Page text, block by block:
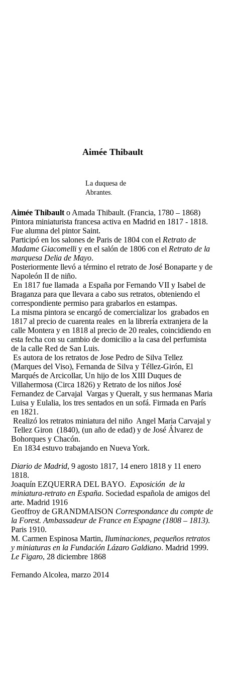
Aimée Thibault
La duquesa de
Abrantes.
Aimée Thibault o Amada Thibault. (Francia, 1780 – 1868)
Pintora miniaturista francesa activa en Madrid en 1817 - 1818.
Fue alumna del pintor Saint.
Participó en los salones de Paris de 1804 con el Retrato de
Madame Giacomelliy en el salón de 1806 con el Retrato de la
marquesa Delia de Mayo.
Posteriormente llevó a término el retrato de José Bonaparte y de
Napoleón II de niño.
En 1817 fue llamada a España por Fernando VII y Isabel de
Braganza para que llevara a cabo sus retratos, obteniendo el
correspondiente permiso para grabarlos en estampas.
La misma pintora se encargó de comercializar los grabados en
1817 al precio de cuarenta reales en la librería extranjera de la
calle Montera y en 1818 al precio de 20 reales, coincidiendo en
esta fecha con su cambio de domicilio a la casa del perfumista
de la calle Red de San Luis.
Es autora de los retratos de Jose Pedro de Silva Tellez
(Marques del Viso), Fernanda de Silva y Téllez-Girón, El
Marqués de Arcicollar, Un hijo de los XIII Duques de
Villahermosa (Circa 1826) y Retrato de los niños José
Fernandez de Carvajal Vargas y Queralt, y sus hermanas Maria
Luisa y Eulalia, los tres sentados en un sofá. Firmada en París
en 1821.
Realizó los retratos miniatura del niño Angel Maria Carvajal y
Tellez Giron (1840), (un año de edad) y de José Álvarez de
Bohorques y Chacón.
En 1834 estuvo trabajando en Nueva York.
Diario de Madrid, 9 agosto 1817, 14 enero 1818 y 11 enero
1818.
Joaquín EZQUERRA DEL BAYO. Exposición de la
miniatura-retrato en España. Sociedad española de amigos del
arte. Madrid 1916
Geoffroy de GRANDMAISON Correspondance du compte de
la Forest. Ambassadeur de France en Espagne (1808 – 1813).
Paris 1910.
M. Carmen Espinosa Martin, Iluminaciones, pequeños retratos
y miniaturas en la Fundación Lázaro Galdiano. Madrid 1999.
Le Figaro, 28 diciembre 1868
Fernando Alcolea, marzo 2014